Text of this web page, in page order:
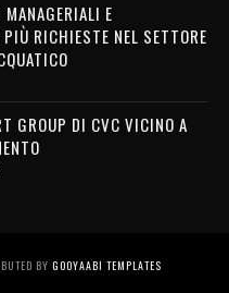
E
RICHIESTE NEL SETTORE
GROUP DI CVC VICINO A
BY GOOYAABI TEMPLATES